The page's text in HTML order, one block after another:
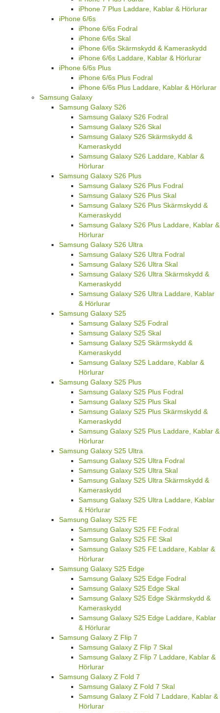
iPhone 7 Plus Laddare, Kablar & Hörlurar
iPhone 6/6s
iPhone 6/6s Fodral
iPhone 6/6s Skal
iPhone 6/6s Skärmskydd & Kameraskydd
iPhone 6/6s Laddare, Kablar & Hörlurar
iPhone 6/6s Plus
iPhone 6/6s Plus Fodral
iPhone 6/6s Plus Laddare, Kablar & Hörlurar
Samsung Galaxy
Samsung Galaxy S26
Samsung Galaxy S26 Fodral
Samsung Galaxy S26 Skal
Samsung Galaxy S26 Skärmskydd &
Kameraskydd
Samsung Galaxy S26 Laddare, Kablar &
Hörlurar
Samsung Galaxy S26 Plus
Samsung Galaxy S26 Plus Fodral
Samsung Galaxy S26 Plus Skal
Samsung Galaxy S26 Plus Skärmskydd &
Kameraskydd
Samsung Galaxy S26 Plus Laddare, Kablar &
Hörlurar
Samsung Galaxy S26 Ultra
Samsung Galaxy S26 Ultra Fodral
Samsung Galaxy S26 Ultra Skal
Samsung Galaxy S26 Ultra Skärmskydd &
Kameraskydd
Samsung Galaxy S26 Ultra Laddare, Kablar
& Hörlurar
Samsung Galaxy S25
Samsung Galaxy S25 Fodral
Samsung Galaxy S25 Skal
Samsung Galaxy S25 Skärmskydd &
Kameraskydd
Samsung Galaxy S25 Laddare, Kablar &
Hörlurar
Samsung Galaxy S25 Plus
Samsung Galaxy S25 Plus Fodral
Samsung Galaxy S25 Plus Skal
Samsung Galaxy S25 Plus Skärmskydd &
Kameraskydd
Samsung Galaxy S25 Plus Laddare, Kablar &
Hörlurar
Samsung Galaxy S25 Ultra
Samsung Galaxy S25 Ultra Fodral
Samsung Galaxy S25 Ultra Skal
Samsung Galaxy S25 Ultra Skärmskydd &
Kameraskydd
Samsung Galaxy S25 Ultra Laddare, Kablar
& Hörlurar
Samsung Galaxy S25 FE
Samsung Galaxy S25 FE Fodral
Samsung Galaxy S25 FE Skal
Samsung Galaxy S25 FE Laddare, Kablar &
Hörlurar
Samsung Galaxy S25 Edge
Samsung Galaxy S25 Edge Fodral
Samsung Galaxy S25 Edge Skal
Samsung Galaxy S25 Edge Skärmskydd &
Kameraskydd
Samsung Galaxy S25 Edge Laddare, Kablar
& Hörlurar
Samsung Galaxy Z Flip 7
Samsung Galaxy Z Flip 7 Skal
Samsung Galaxy Z Flip 7 Laddare, Kablar &
Hörlurar
Samsung Galaxy Z Fold 7
Samsung Galaxy Z Fold 7 Skal
Samsung Galaxy Z Fold 7 Laddare, Kablar &
Hörlurar